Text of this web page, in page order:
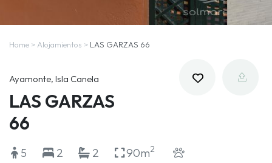
Home > Alojamientos > LAS GARZAS 66
Ayamonte, Isla Canela
LAS GARZAS
66
5 2 2 90m2